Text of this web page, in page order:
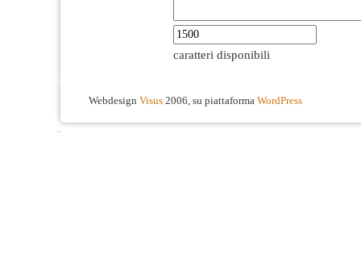
caratteri disponibili
Webdesign Visus 2006, su piattaforma WordPress